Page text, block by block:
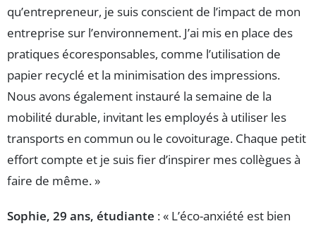
qu’entrepreneur, je suis conscient de l’impact de mon
entreprise sur l’environnement. J’ai mis en place des
pratiques écoresponsables, comme l’utilisation de
papier recyclé et la minimisation des impressions.
Nous avons également instauré la semaine de la
mobilité durable, invitant les employés à utiliser les
transports en commun ou le covoiturage. Chaque petit
effort compte et je suis fier d’inspirer mes collègues à
faire de même. »
Sophie, 29 ans, étudiante : « L’éco-anxiété est bien